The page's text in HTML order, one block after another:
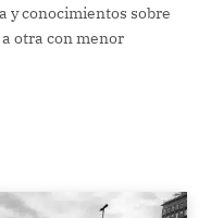
y conocimientos sobre
otra con menor